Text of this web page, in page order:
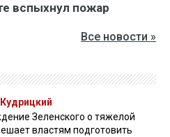
вспыхнул пожар
Все новости »
Зеленского о тяжелой
властям подготовить